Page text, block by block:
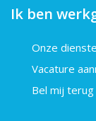
Ik ben
Onze
Vacature
Bel mij terug